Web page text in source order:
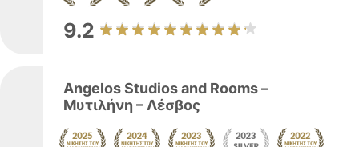
9.2
Angelos Studios and Rooms –
Μυτιλήνη – Λέσβος